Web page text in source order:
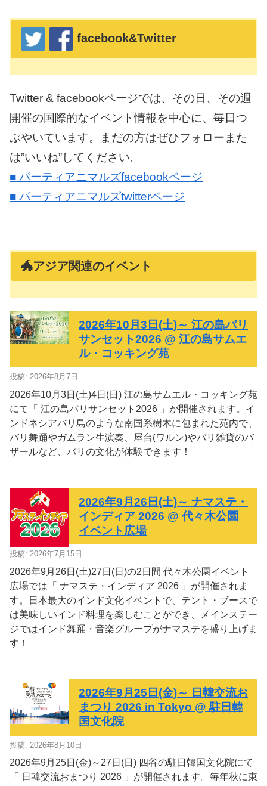
facebook&Twitter
Twitter & facebookページでは、その日、その週
開催の国際的なイベント情報を中心に、毎日つ
ぶやいています。まだの方はぜひフォローまた
は”いいね”してください。
■ パーティアニマルズfacebookページ
■ パーティアニマルズtwitterページ
🐲アジア関連のイベント
2026年10月3日(土)～ 江の島バリ
サンセット2026 @ 江の島サムエ
ル・コッキング苑
投稿: 2026年8月7日
2026年10月3日(土)4日(日) 江の島サムエル・コッキング苑
にて「 江の島バリサンセット2026 」が開催されます。イ
ンドネシアバリ島のような南国系樹木に包まれた苑内で、
バリ舞踊やガムラン生演奏、屋台(ワルン)やバリ雑貨のバ
ザールなど、バリの文化が体験できます！
2026年9月26日(土)～ ナマステ・
インディア 2026 @ 代々木公園
イベント広場
投稿: 2026年7月15日
2026年9月26日(土)27日(日)の2日間 代々木公園イベント
広場では「 ナマステ・インディア 2026 」が開催されま
す。日本最大のインド文化イベントで、テント・ブースで
は美味しいインド料理を楽しむことができ、メインステー
ジではインド舞踊・音楽グループがナマステを盛り上げま
す！
2026年9月25日(金)～ 日韓交流お
まつり 2026 in Tokyo @ 駐日韓
国文化院
投稿: 2026年8月10日
2026年9月25日(金)～27日(日) 四谷の駐日韓国文化院にて
「 日韓交流おまつり 2026 」が開催されます。毎年秋に東